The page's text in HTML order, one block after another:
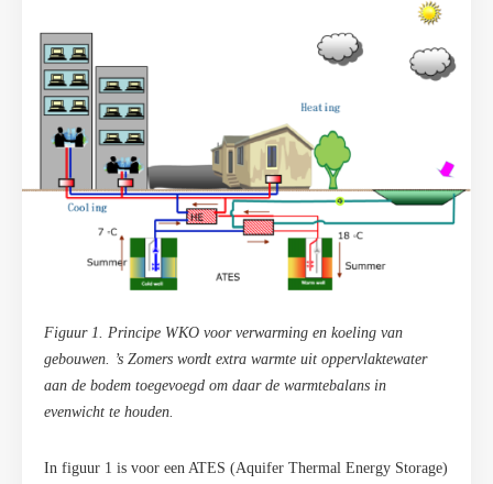
Figuur 1. Principe WKO voor verwarming en koeling van
gebouwen. ’s Zomers wordt extra warmte uit oppervlaktewater
aan de bodem toegevoegd om daar de warmtebalans in
evenwicht te houden.
In figuur 1 is voor een ATES (Aquifer Thermal Energy Storage)